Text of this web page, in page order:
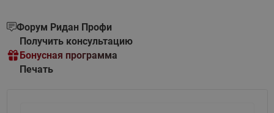
Форум Ридан Профи
Получить консультацию
Бонусная программа
Печать